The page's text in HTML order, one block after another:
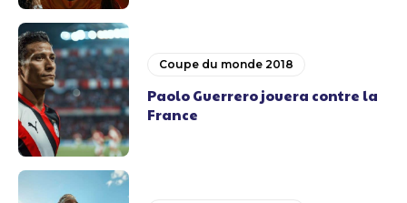
Coupe du monde 2018
Paolo Guerrero jouera contre la
France